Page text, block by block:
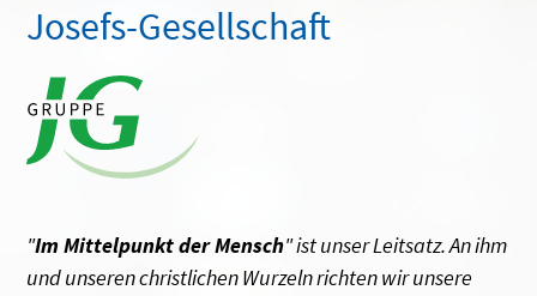
Josefs-Gesellschaft
"Im Mittelpunkt der Mensch" ist unser Leitsatz. An ihm
und unseren christlichen Wurzeln richten wir unsere